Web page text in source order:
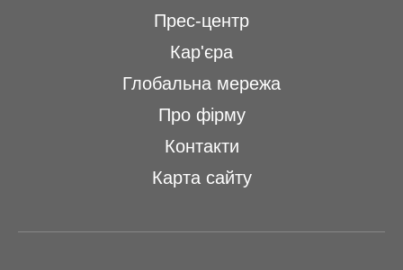
Прес-центр
Кар'єра
Глобальна мережа
Про фірму
Контакти
Карта сайту